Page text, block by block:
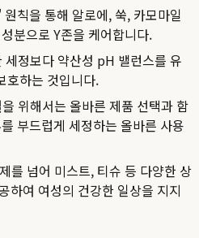
' 원칙을 통해 알로에, 쑥, 카모마일
분으로 Y존을 케어합니다.
세정보다 약산성 pH 밸런스를 유
호하는 것입니다.
을 위해서는 올바른 제품 선택과 함
부드럽게 세정하는 올바른 사용
를 넘어 미스트, 티슈 등 다양한 상
하여 여성의 건강한 일상을 지지